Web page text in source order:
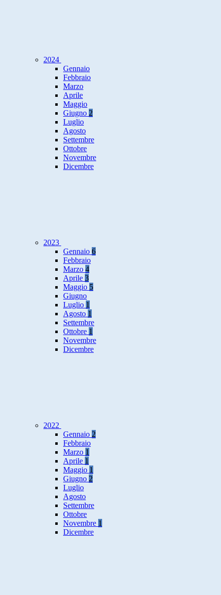
2024
Gennaio
Febbraio
Marzo
Aprile
Maggio
Giugno 2
Luglio
Agosto
Settembre
Ottobre
Novembre
Dicembre
2023
Gennaio 6
Febbraio
Marzo 4
Aprile 3
Maggio 5
Giugno
Luglio 1
Agosto 1
Settembre
Ottobre 1
Novembre
Dicembre
2022
Gennaio 2
Febbraio
Marzo 1
Aprile 1
Maggio 1
Giugno 2
Luglio
Agosto
Settembre
Ottobre
Novembre 1
Dicembre